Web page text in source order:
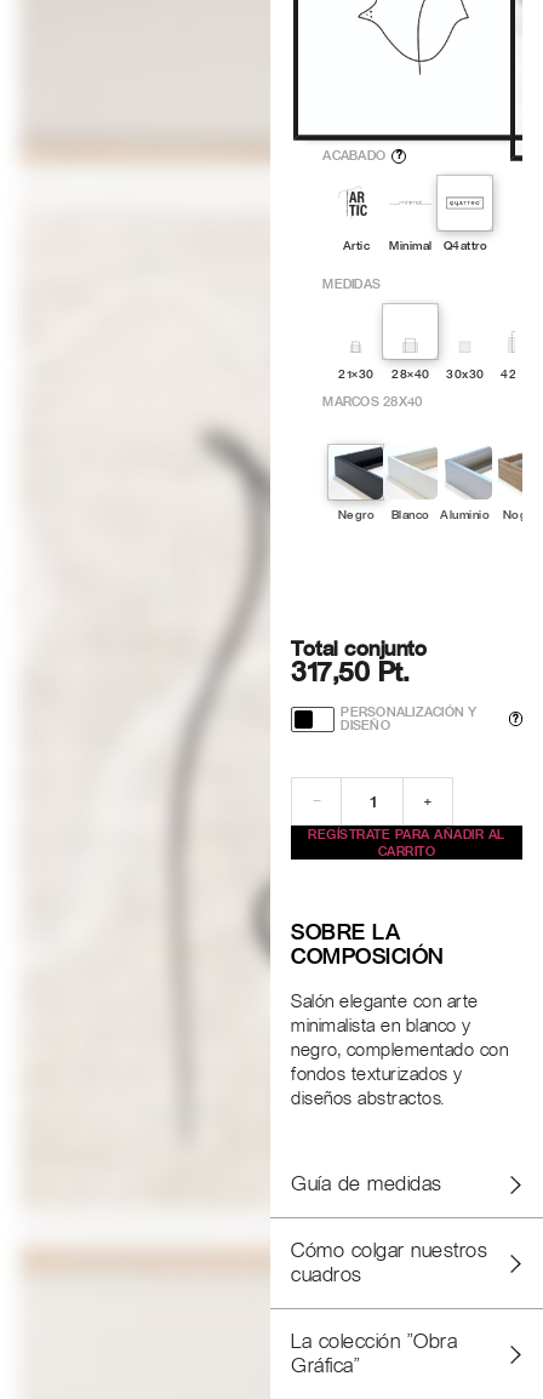
ACABADO ?
Artic Minimal Q4attro
MEDIDAS
21×30 28×40 30x30 42x60
MARCOS 28X40
Negro Blanco Aluminio Nogal
Total conjunto
317,50 Pt.
PERSONALIZACIÓN Y
DISEÑO
?
− +
REGÍSTRATE PARA AÑADIR AL
CARRITO
SOBRE LA
COMPOSICIÓN
Salón elegante con arte
minimalista en blanco y
negro, complementado con
fondos texturizados y
diseños abstractos.
Guía de medidas
Cómo colgar nuestros
cuadros
La colección "Obra
Gráfica"